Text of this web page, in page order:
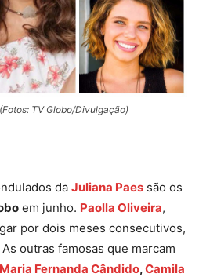
TV Globo/Divulgação)
da Juliana Paes são os
em junho. Paolla Oliveira,
por dois meses consecutivos,
outras famosas que marcam
Maria Fernanda Cândido,Camila